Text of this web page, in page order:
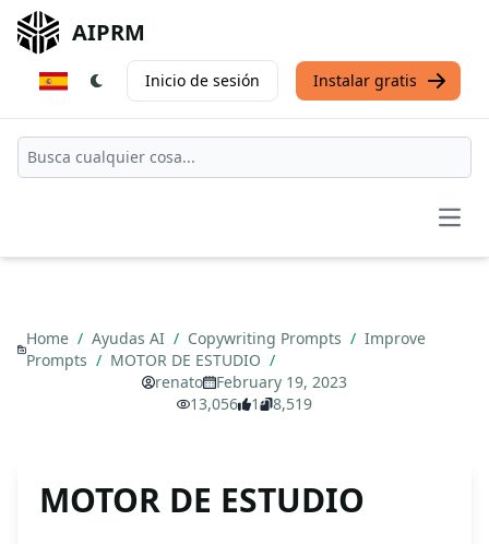
AIPRM
Inicio de sesión Instalar gratis
Home / Ayudas AI / Copywriting Prompts / Improve
Prompts / MOTOR DE ESTUDIO /
renato
February 19, 2023
13,056
1 8,519
MOTOR DE ESTUDIO